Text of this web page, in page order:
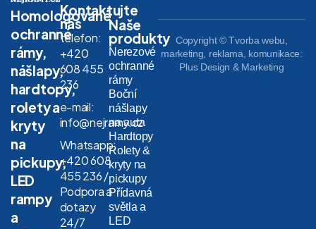
Homologované
ochranné
rámy,
nášlapy,
hardtopy,
rolety a
kryty
na
pickupy,
LED
rampy
a
Kontaktujte
nás
telefon:
+420
608 455
236
e-mail:
info@nejramy.cz
Whatsapp:
+420 608
455 236 /
Podpora a
dotazy
24/7
Naše
produkty
Nerezové
ochranné
rámy
Boční
nášlapy
na auta
Hardtopy
Rolety &
kryty na
pickupy
Přídavná
světla a
LED
Copyright © Tvorba webu,
marketing, reklama, komunikace:
Plus Design & Marketing